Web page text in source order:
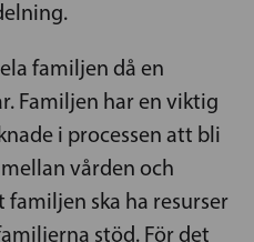
familjen då en
Familjen har en viktig
i processen att bli
vården och
ska ha resurser
stöd. För det